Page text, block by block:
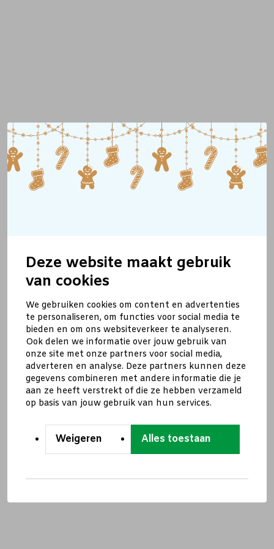
Deze website maakt gebruik
van cookies
We gebruiken cookies om content en advertenties
te personaliseren, om functies voor social media te
bieden en om ons websiteverkeer te analyseren.
Ook delen we informatie over jouw gebruik van
onze site met onze partners voor social media,
adverteren en analyse. Deze partners kunnen deze
gegevens combineren met andere informatie die je
aan ze heeft verstrekt of die ze hebben verzameld
op basis van jouw gebruik van hun services.
Weigeren Alles toestaan